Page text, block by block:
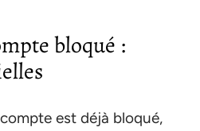
bloqué :
est déjà bloqué,